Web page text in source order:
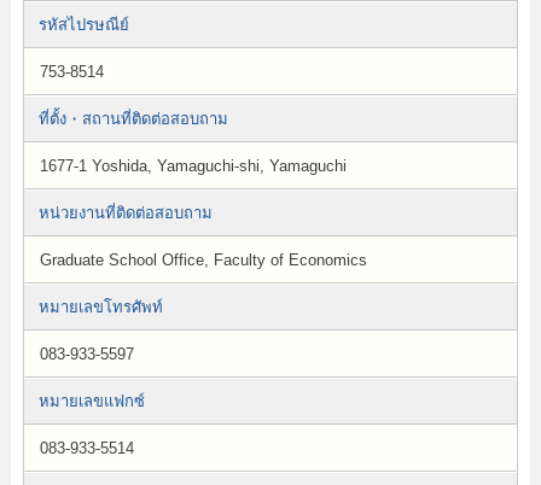
รหัสไปรษณีย์
753-8514
ที่ตั้ง・สถานที่ติดต่อสอบถาม
1677-1 Yoshida, Yamaguchi-shi, Yamaguchi
หน่วยงานที่ติดต่อสอบถาม
Graduate School Office, Faculty of Economics
หมายเลขโทรศัพท์
083-933-5597
หมายเลขแฟกซ์
083-933-5514